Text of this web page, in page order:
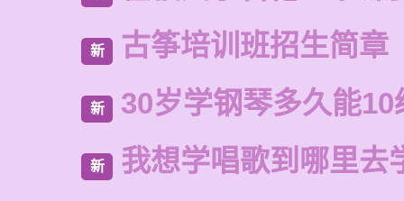
新 古筝培训班招生简章
新 30岁学钢琴多久能10
新 我想学唱歌到哪里去